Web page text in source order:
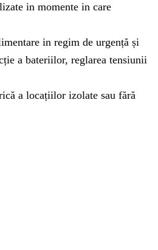
in momente in care
in regim de urgență și
a bateriilor, reglarea tensiunii
a locațiilor izolate sau fără